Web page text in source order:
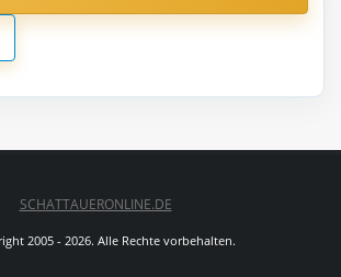
SCHATTAUERONLINE.DE
2005 - 2026. Alle Rechte vorbehalten.